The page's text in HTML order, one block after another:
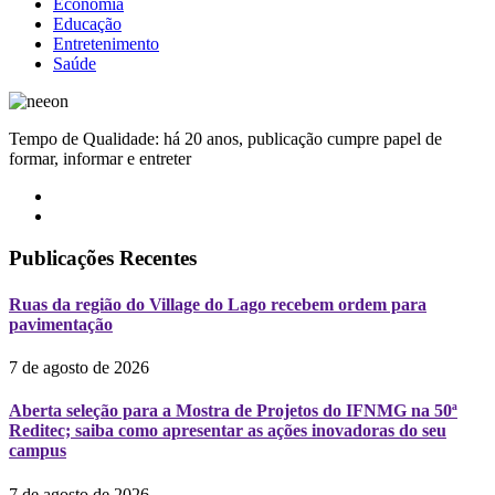
Educação
Entretenimento
Saúde
Tempo de Qualidade: há 20 anos, publicação cumpre papel de
formar, informar e entreter
Publicações Recentes
Ruas da região do Village do Lago recebem ordem para
pavimentação
7 de agosto de 2026
Aberta seleção para a Mostra de Projetos do IFNMG na 50ª
Reditec; saiba como apresentar as ações inovadoras do seu
campus